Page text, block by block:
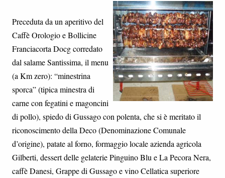
Preceduta da un aperitivo del
Caffè Orologio e Bollicine
Franciacorta Docg corredato
dal salame Santissima, il menu
(a Km zero): “minestrina
sporca” (tipica minestra di
carne con fegatini e magoncini
di pollo), spiedo di Gussago con polenta, che si è meritato il
riconoscimento della Deco (Denominazione Comunale
d’origine), patate al forno, formaggio locale azienda agricola
Gilberti, dessert delle gelaterie Pinguino Blu e La Pecora Nera,
caffè Danesi, Grappe di Gussago e vino Cellatica superiore